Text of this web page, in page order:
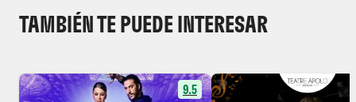
TAMBIÉN TE PUEDE INTERESAR
9.5